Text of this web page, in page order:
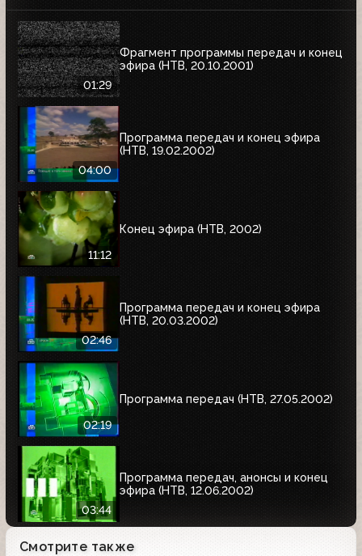
01:29
Фрагмент программы передач и конец
эфира (НТВ, 20.10.2001)
04:00
Программа передач и конец эфира
(НТВ, 19.02.2002)
11:12
Конец эфира (НТВ, 2002)
02:46
Программа передач и конец эфира
(НТВ, 20.03.2002)
02:19
Программа передач (НТВ, 27.05.2002)
03:44
Программа передач, анонсы и конец
эфира (НТВ, 12.06.2002)
Смотрите также